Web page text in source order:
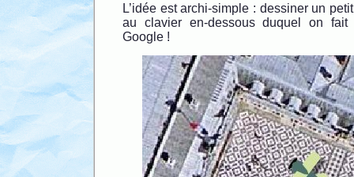
L’idée est archi-simple : dessiner un
au clavier en-dessous duquel on
Google !